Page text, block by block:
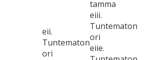
tamma
eii.
Tuntematon
ori
eiii.
Tuntematon
ori
eiie.